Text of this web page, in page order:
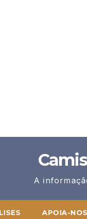
A
APOIA-NOS